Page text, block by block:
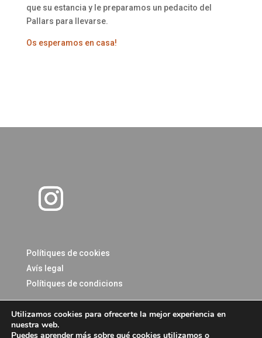
que su estancia y le preparamos un pedacito del
Pallars para llevarse.
Os esperamos en casa!
Polítiques de cookies
Avís legal
Polítiques de condicions
Cal Riol© , tots els drets reservats 2025
Utilizamos cookies para ofrecerte la mejor experiencia en
nuestra web.
Puedes aprender más sobre qué cookies utilizamos o